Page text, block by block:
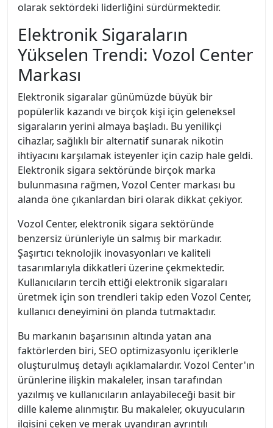
olarak sektördeki liderliğini sürdürmektedir.
Elektronik Sigaraların
Yükselen Trendi: Vozol Center
Markası
Elektronik sigaralar günümüzde büyük bir
popülerlik kazandı ve birçok kişi için geleneksel
sigaraların yerini almaya başladı. Bu yenilikçi
cihazlar, sağlıklı bir alternatif sunarak nikotin
ihtiyacını karşılamak isteyenler için cazip hale geldi.
Elektronik sigara sektöründe birçok marka
bulunmasına rağmen, Vozol Center markası bu
alanda öne çıkanlardan biri olarak dikkat çekiyor.
Vozol Center, elektronik sigara sektöründe
benzersiz ürünleriyle ün salmış bir markadır.
Şaşırtıcı teknolojik inovasyonları ve kaliteli
tasarımlarıyla dikkatleri üzerine çekmektedir.
Kullanıcıların tercih ettiği elektronik sigaraları
üretmek için son trendleri takip eden Vozol Center,
kullanıcı deneyimini ön planda tutmaktadır.
Bu markanın başarısının altında yatan ana
faktörlerden biri, SEO optimizasyonlu içeriklerle
oluşturulmuş detaylı açıklamalardır. Vozol Center'ın
ürünlerine ilişkin makaleler, insan tarafından
yazılmış ve kullanıcıların anlayabileceği basit bir
dille kaleme alınmıştır. Bu makaleler, okuyucuların
ilgisini çeken ve merak uyandıran ayrıntılı